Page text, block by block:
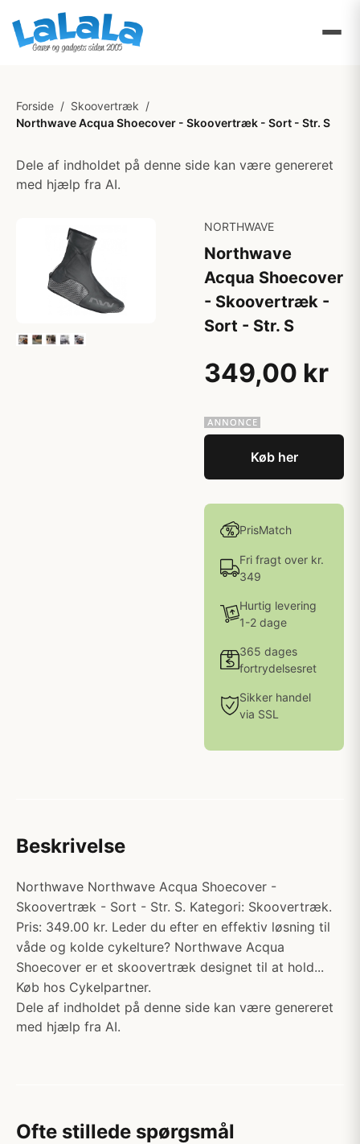
Forside / Skoovertræk /
Northwave Acqua Shoecover - Skoovertræk - Sort - Str. S
Dele af indholdet på denne side kan være genereret
med hjælp fra AI.
NORTHWAVE
Northwave
Acqua Shoecover
- Skoovertræk -
Sort - Str. S
349,00 kr
Køb her
PrisMatch
Fri fragt over kr.
349
Hurtig levering
1-2 dage
365 dages
fortrydelsesret
Sikker handel
via SSL
Beskrivelse
Northwave Northwave Acqua Shoecover -
Skoovertræk - Sort - Str. S. Kategori: Skoovertræk.
Pris: 349.00 kr. Leder du efter en effektiv løsning til
våde og kolde cykelture? Northwave Acqua
Shoecover er et skoovertræk designet til at hold...
Køb hos Cykelpartner.
Dele af indholdet på denne side kan være genereret
med hjælp fra AI.
Ofte stillede spørgsmål